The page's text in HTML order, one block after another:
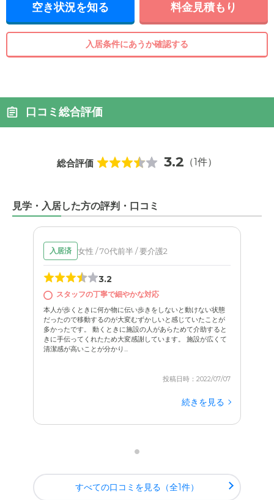
空き状況を知る 料金見積もり
入居条件にあうか確認する
口コミ総合評価
総合評価 3.2 （1件）
見学・入居した方の評判・口コミ
入居済 女性 / 70代前半 / 要介護2
3.2
スタッフの丁寧で細やかな対応
本人が歩くときに何か物に伝い歩きをしないと動けない状態
だったので移動するのが大変むずかしいと感じていたことが
多かったです。 動くときに施設の人があらためて介助すると
きに手伝ってくれたため大変感謝しています。 施設が広くて
清潔感が高いことが分かり...
投稿日時：2022/07/07
続きを見る
すべての口コミを見る（全1件）